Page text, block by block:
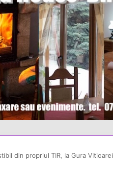
din propriul TIR, la Gura Vitioarei